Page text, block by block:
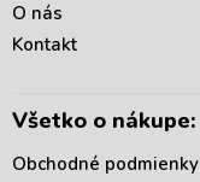
O nás
Kontakt
Všetko o nákupe:
Obchodné podmienky